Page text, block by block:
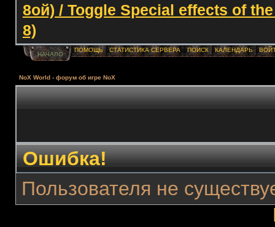
8ой) / Toggle Special effects of
8)
НАЧАЛО
ПОМОЩЬ СТАТИСТИКА СЕРВЕРА ПОИСК КАЛЕНДАРЬ
NoX World - форум об игре NoX
Ошибка!
Пользователя не